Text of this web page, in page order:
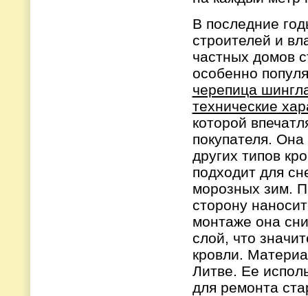
В последние
строителей и
частных домов
особенно
черепица
технические
которой
покупателя.
других типов
подходит для
морозных зим.
сторону
монтаже она
слой, что
кровли.
Литве. Ее
для ремонта